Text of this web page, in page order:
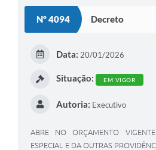
Nº 4094 Decreto
Data: 20/01/2026
Situação: EM VIGOR
Autoria: Executivo
ABRE NO ORÇAMENTO
ESPECIAL E DA OUTRAS